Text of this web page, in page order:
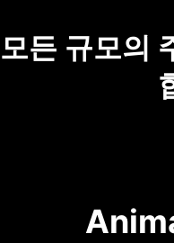
모든 규모의